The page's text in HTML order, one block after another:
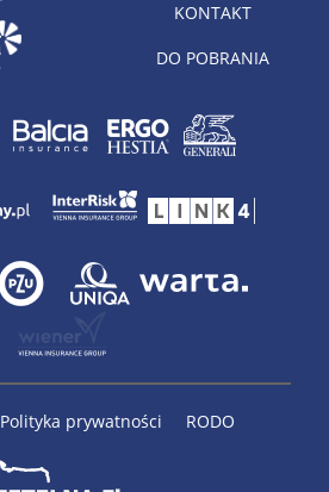
KONTAKT
DO POBRANIA
Polityka prywatności RODO